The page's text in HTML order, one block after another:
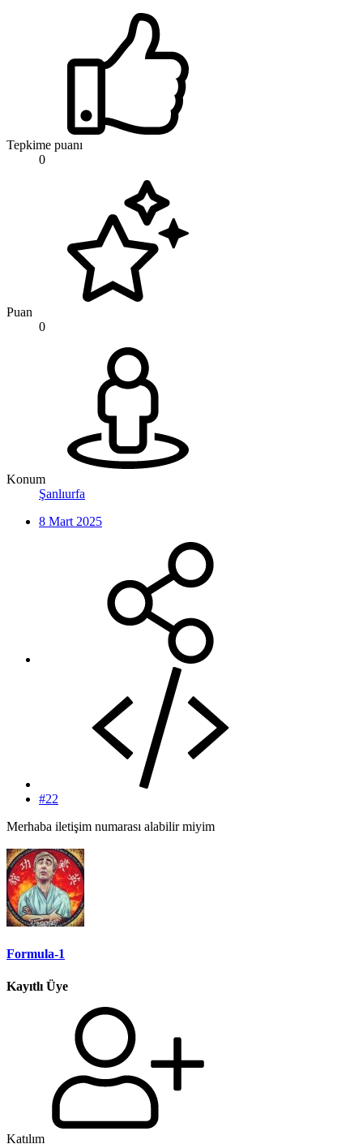
Tepkime puanı
0
Puan
0
Konum
Şanlıurfa
8 Mart 2025
#22
Merhaba iletişim numarası alabilir miyim
Formula-1
Kayıtlı Üye
Katılım